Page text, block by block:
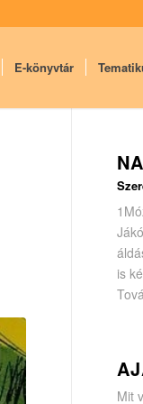
E-könyvtár
is
Mit